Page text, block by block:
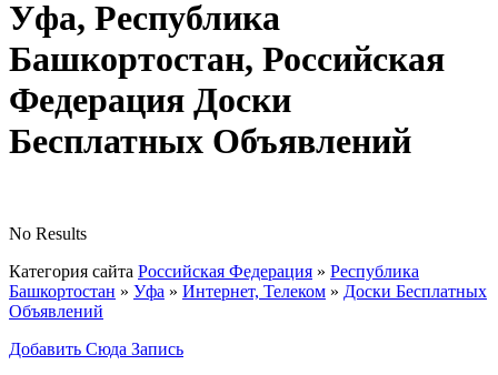
Уфа, Республика
Башкортостан, Российская
Федерация Доски
Бесплатных Объявлений
No Results
Категория сайта Российская Федерация » Республика
Башкортостан » Уфа » Интернет, Телеком » Доски Бесплатных
Объявлений
Добавить Сюда Запись